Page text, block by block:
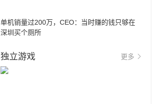
单机销量过200万，CEO：当时赚的钱只够在
深圳买个厕所
独立游戏 更多